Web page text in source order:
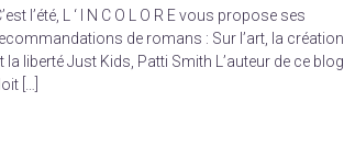
l’été, L ‘ I N C O L O R E vous propose ses
de romans : Sur l’art, la création
la liberté Just Kids, Patti Smith L’auteur de ce blog
[…]